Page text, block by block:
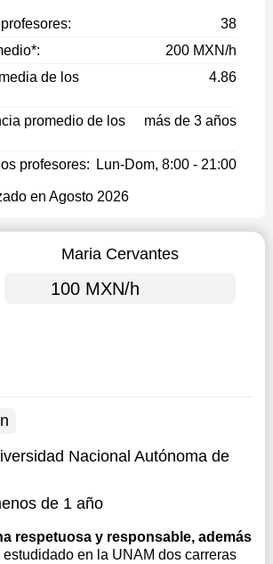
38
200 MXN/h
de los
4.86
promedio de los
más de 3 años
profesores: Lun-Dom, 8:00 - 21:00
en Agosto 2026
Maria Cervantes
100 MXN/h
Nacional Autónoma de
de 1 año
respetuosa y responsable, además
estudidado en la UNAM dos carreras